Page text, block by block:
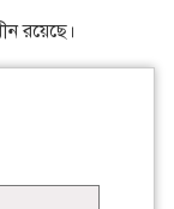
রয়েছে।